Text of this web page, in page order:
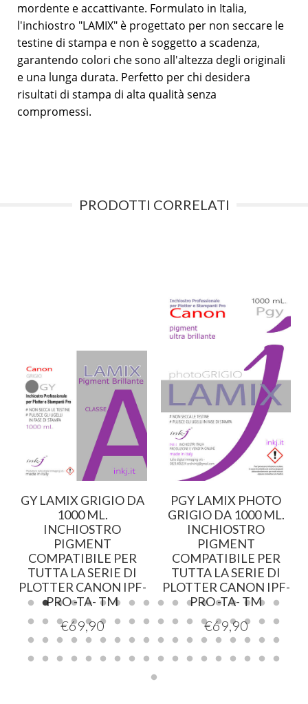
mordente e accattivante. Formulato in Italia,
l'inchiostro "LAMIX" è progettato per non seccare le
testine di stampa e non è soggetto a scadenza,
garantendo colori che sono all'altezza degli originali
e una lunga durata. Perfetto per chi desidera
risultati di stampa di alta qualità senza
compromessi.
PRODOTTI CORRELATI
GY LAMIX GRIGIO DA
1000 ML.
INCHIOSTRO
PIGMENT
COMPATIBILE PER
TUTTA LA SERIE DI
PLOTTER CANON IPF-
PRO -TA- TM
€69,90
PGY LAMIX PHOTO
GRIGIO DA 1000 ML.
INCHIOSTRO
PIGMENT
COMPATIBILE PER
TUTTA LA SERIE DI
PLOTTER CANON IPF-
PRO -TA- TM
€69,90